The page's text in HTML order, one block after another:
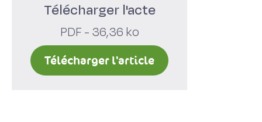
Télécharger l'acte
PDF - 36,36 ko
Télécharger l'article